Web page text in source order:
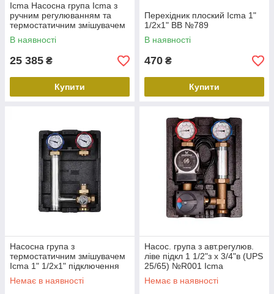
Icma Насосна група Icma з
ручним регулюванням та
термостатичним змішувачем
праве підключення 1
1/2"x3/4" №R004
В наявності
25 385 ₴
Купити
Перехідник плоский Icma 1"
1/2х1" ВВ №789
В наявності
470 ₴
Купити
Насосна група з
термостатичним змішувачем
Icma 1" 1/2х1" підключення
справа, без насоса №R004
Немає в наявності
Насос. група з авт.регулюв.
ліве підкл 1 1/2"з х 3/4"в (UPS
25/65) №R001 Icma
Немає в наявності